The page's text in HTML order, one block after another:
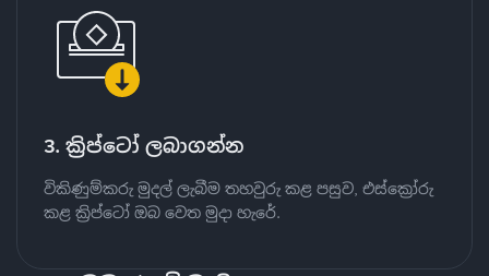
3. ක්‍රිප්ටෝ ලබාගන්න
විකිණුම්කරු මුදල් ලැබීම තහවුරු කළ පසුව, එස්ක්‍රෝරු
කළ ක්‍රිප්ටෝ ඔබ වෙත මුදා හැරේ.